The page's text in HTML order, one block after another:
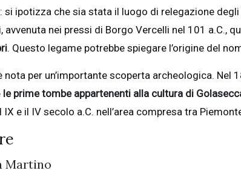
si ipotizza che sia stata il luogo di relegazione
avvenuta nei pressi di Borgo Vercelli nel 101 a.C.,
. Questo legame potrebbe spiegare l’origine del
nota per un’importante scoperta archeologica. Nel
le prime tombe appartenenti alla cultura di
e il IV secolo a.C. nell’area compresa tra
Martino